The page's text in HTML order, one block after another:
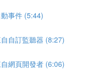
事件 (5:44)
自訂監聽器 (8:27)
網頁開發者 (6:06)